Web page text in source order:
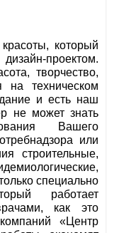
который
проектом.
творчество,
на техническом
и есть наш
не может знать
Вашего
или
строительные,
специально
работает
как это
«Центр